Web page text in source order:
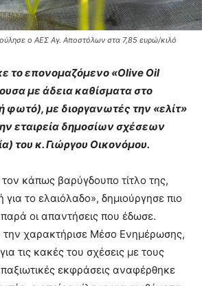
ο ΑΕΣ Αγ. Αποστόλων στα 7,85 ευρώ/κιλό
το επονομαζόμενο «Olive Oil
με άδεια καθίσματα στο
φωτό), με διοργανωτές την «ελίτ»
εταιρεία δημοσίων σχέσεων
του κ. Γιώργου Οικονόμου.
κάπως βαρύγδουπο τίτλο της,
για το ελαιόλαδο», δημιούργησε πιο
οι απαντήσεις που έδωσε.
την χαρακτήρισε Μέσο Ενημέρωσης,
τις κακές του σχέσεις με τους
εκφράσεις αναφέρθηκε